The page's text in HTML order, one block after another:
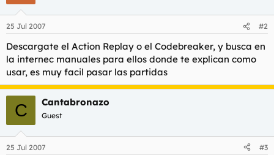
25 Jul 2007 #2
Descargate el Action Replay o el Codebreaker, y busca en
la internec manuales para ellos donde te explican como
usar, es muy facil pasar las partidas
C Cantabronazo
Guest
25 Jul 2007 #3